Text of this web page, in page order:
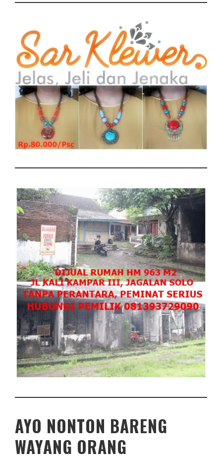
AYO NONTON BARENG
WAYANG ORANG